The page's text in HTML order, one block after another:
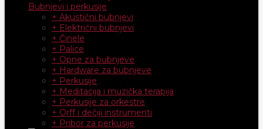
Bubnjevi i perkusije
+ Akustični bubnjevi
+ Električni bubnjevi
+ Činele
+ Palice
+ Opne za bubnjeve
+ Hardware za bubnjeve
+ Perkusije
+ Meditacija i muzička terapija
+ Perkusije za orkestre
+ Orff i dečiji instrumenti
+ Pribor za perkusije